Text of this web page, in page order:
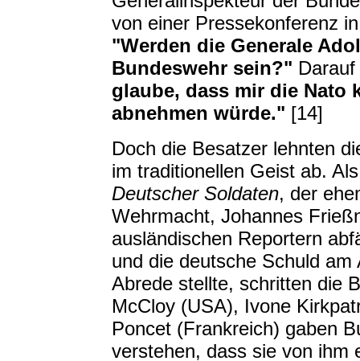
von einer Pressekonferenz
"Werden die Generale
Bundeswehr sein?"
glaube, dass mir die Nato
abnehmen würde." [14]
Doch die Besatzer lehnten
im traditionellen Geist ab.
Deutscher Soldaten, der
Wehrmacht, Johannes
ausländischen Reportern
und die deutsche Schuld
Abrede stellte, schritten die
McCloy (USA), Ivone
Poncet (Frankreich) gaben
verstehen, dass sie von ihm